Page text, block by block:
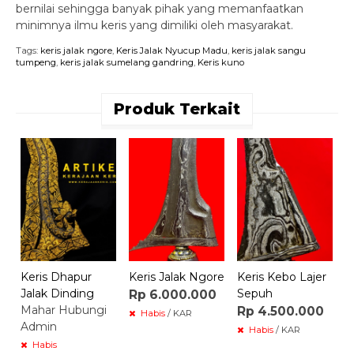
bernilai sehingga banyak pihak yang memanfaatkan
minimnya ilmu keris yang dimiliki oleh masyarakat.
Tags: keris jalak ngore Keris Jalak Nyucup Madu keris jalak sangu
tumpeng keris jalak sumelang gandring Keris kuno
Produk Terkait
Keris Dhapur
Jalak Dinding
Mahar Hubungi
Admin
Habis
Keris Jalak Ngore
Rp 6.000.000
Habis / KAR
Keris Kebo Lajer
Sepuh
Rp 4.500.000
Habis / KAR